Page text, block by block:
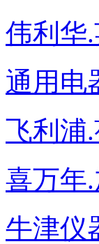
伟利华.
通用电
飞利浦
喜万年
牛津仪